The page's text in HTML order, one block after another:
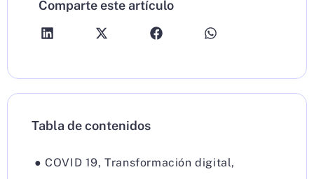
Comparte este artículo
Tabla de contenidos
● COVID 19,Transformación digital,